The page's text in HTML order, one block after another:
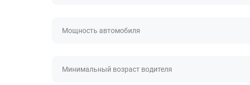
Мощность автомобиля
Минимальный возраст водителя